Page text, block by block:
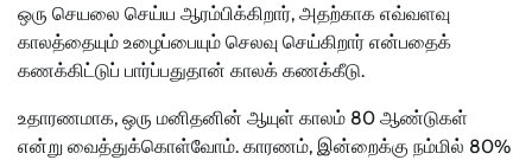
ஒரு செயலை செய்ய ஆரம்பிக்கிறார், அதற்காக எவ்வளவு
காலத்தையும் உழைப்பையும் செலவு செய்கிறார் என்பதைக்
கணக்கிட்டுப் பார்ப்பதுதான் காலக் கணக்கீடு.
உதாரணமாக, ஒரு மனிதனின் ஆயுள் காலம் 80 ஆண்டுகள்
என்று வைத்துக்கொள்வோம். காரணம், இன்றைக்கு நம்மில் 80%